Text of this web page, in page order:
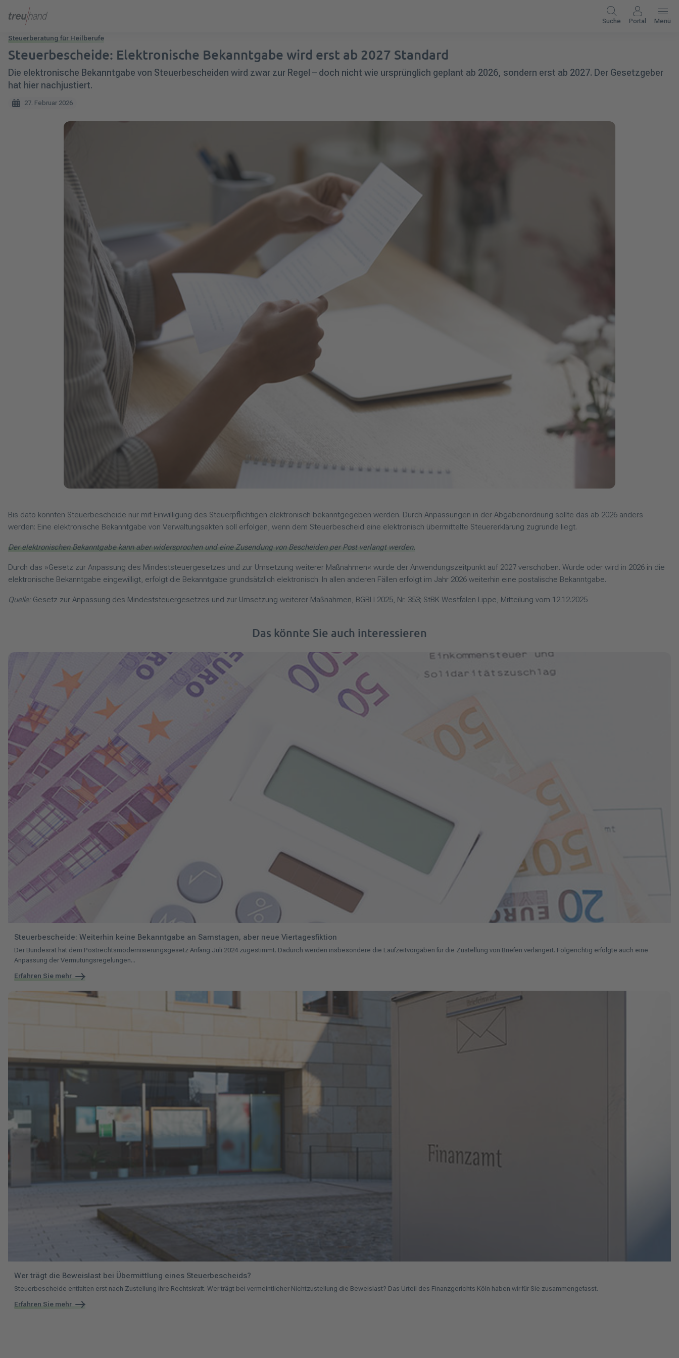
Suche Portal Menü
Steuerberatung für Heilberufe
Steuerbescheide: Elektronische Bekanntgabe wird erst ab 2027 Standard
Die elektronische Bekanntgabe von Steuerbescheiden wird zwar zur Regel – doch nicht wie ursprünglich geplant ab 2026, sondern erst ab 2027. Der Gesetzgeber
hat hier nachjustiert.
27. Februar 2026
Bis dato konnten Steuerbescheide nur mit Einwilligung des Steuerpflichtigen elektronisch bekanntgegeben werden. Durch Anpassungen in der Abgabenordnung sollte das ab 2026 anders
werden: Eine elektronische Bekanntgabe von Verwaltungsakten soll erfolgen, wenn dem Steuerbescheid eine elektronisch übermittelte Steuererklärung zugrunde liegt.
Der elektronischen Bekanntgabe kann aber widersprochen und eine Zusendung von Bescheiden per Post verlangt werden.
Durch das »Gesetz zur Anpassung des Mindeststeuergesetzes und zur Umsetzung weiterer Maßnahmen« wurde der Anwendungszeitpunkt auf 2027 verschoben. Wurde oder wird in 2026 in die
elektronische Bekanntgabe eingewilligt, erfolgt die Bekanntgabe grundsätzlich elektronisch. In allen anderen Fällen erfolgt im Jahr 2026 weiterhin eine postalische Bekanntgabe.
Quelle:Gesetz zur Anpassung des Mindeststeuergesetzes und zur Umsetzung weiterer Maßnahmen, BGBl I 2025, Nr. 353; StBK Westfalen Lippe, Mitteilung vom 12.12.2025
Das könnte Sie auch interessieren
Steuerbescheide: Weiterhin keine Bekanntgabe an Samstagen, aber neue Viertagesfiktion
Der Bundesrat hat dem Postrechtsmodernisierungsgesetz Anfang Juli 2024 zugestimmt. Dadurch werden insbesondere die Laufzeitvorgaben für die Zustellung von Briefen verlängert. Folgerichtig erfolgte auch eine
Anpassung der Vermutungsregelungen...
Erfahren Sie mehr
Wer trägt die Beweislast bei Übermittlung eines Steuerbescheids?
Steuerbescheide entfalten erst nach Zustellung ihre Rechtskraft. Wer trägt bei vermeintlicher Nichtzustellung die Beweislast? Das Urteil des Finanzgerichts Köln haben wir für Sie zusammengefasst.
Erfahren Sie mehr